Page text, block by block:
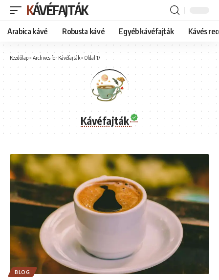
KÁVÉFAJTÁK
Arabica kávé Robusta kávé Egyéb kávéfajták Kávés
Kezdőlap» Archives for Kávéfajták» Oldal 17
Kávéfajták
BLOG